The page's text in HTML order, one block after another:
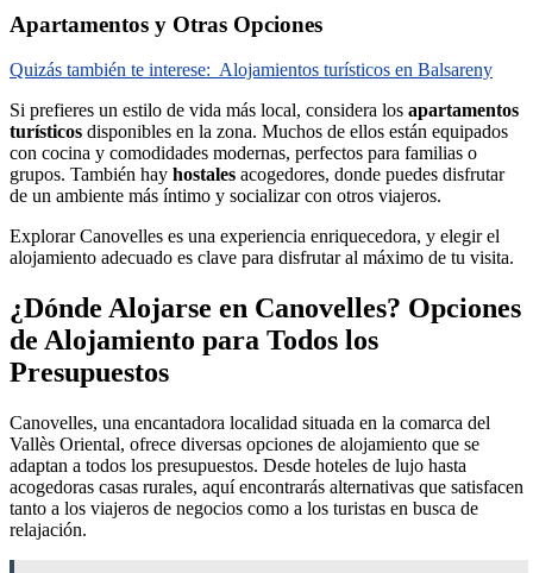
Apartamentos y Otras Opciones
Quizás también te interese: Alojamientos turísticos en Balsareny
Si prefieres un estilo de vida más local, considera los apartamentos
turísticos disponibles en la zona. Muchos de ellos están equipados
con cocina y comodidades modernas, perfectos para familias o
grupos. También hay hostales acogedores, donde puedes disfrutar
de un ambiente más íntimo y socializar con otros viajeros.
Explorar Canovelles es una experiencia enriquecedora, y elegir el
alojamiento adecuado es clave para disfrutar al máximo de tu visita.
¿Dónde Alojarse en Canovelles? Opciones
de Alojamiento para Todos los
Presupuestos
Canovelles, una encantadora localidad situada en la comarca del
Vallès Oriental, ofrece diversas opciones de alojamiento que se
adaptan a todos los presupuestos. Desde hoteles de lujo hasta
acogedoras casas rurales, aquí encontrarás alternativas que satisfacen
tanto a los viajeros de negocios como a los turistas en busca de
relajación.